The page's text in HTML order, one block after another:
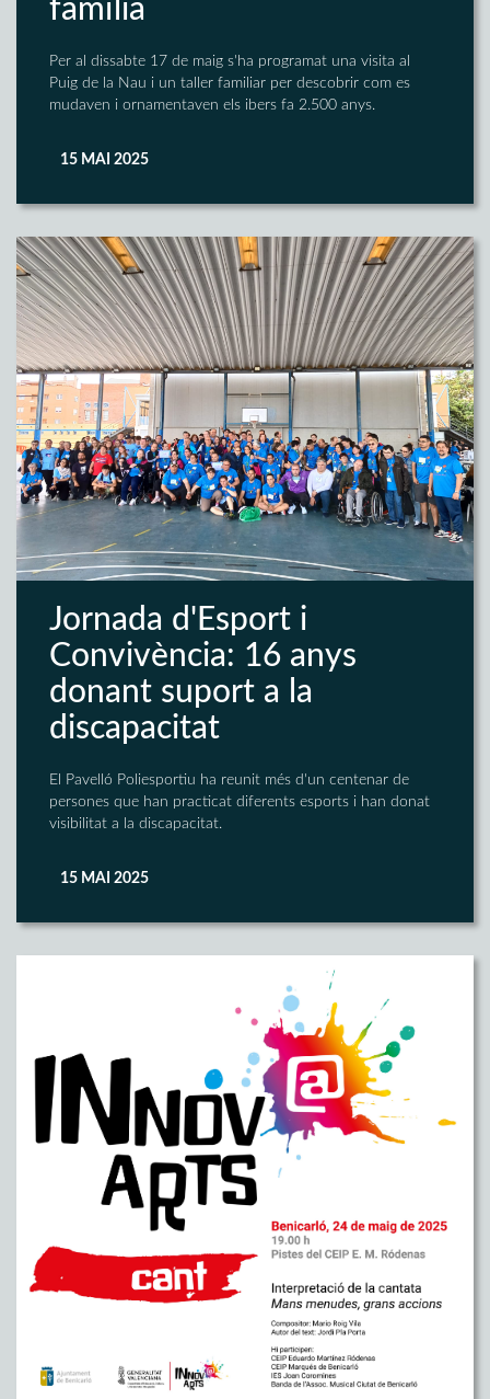
família
Per al dissabte 17 de maig s'ha programat una visita al
Puig de la Nau i un taller familiar per descobrir com es
mudaven i ornamentaven els ibers fa 2.500 anys.
15 MAI 2025
Jornada d'Esport i
Convivència: 16 anys
donant suport a la
discapacitat
El Pavelló Poliesportiu ha reunit més d'un centenar de
persones que han practicat diferents esports i han donat
visibilitat a la discapacitat.
15 MAI 2025